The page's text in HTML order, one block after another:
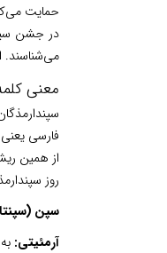
حمایت
در جشن
می‌شناسند.
معنی
فارسی
از همین
روز
سپن
آرمئیتی: